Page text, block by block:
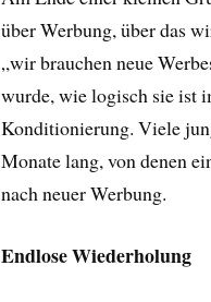
über Werbung, über das
„wir brauchen neue
wurde, wie logisch sie ist
Konditionierung. Viele
Monate lang, von denen
nach neuer Werbung.
Endlose Wiederholung